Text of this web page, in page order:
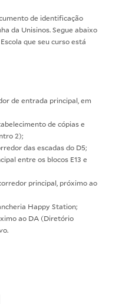
de identificação
da Unisinos. Segue abaixo
que seu curso está
de entrada principal, em
de cópias e
2);
das escadas do D5;
entre os blocos E13 e
principal, próximo ao
Happy Station;
ao DA (Diretório